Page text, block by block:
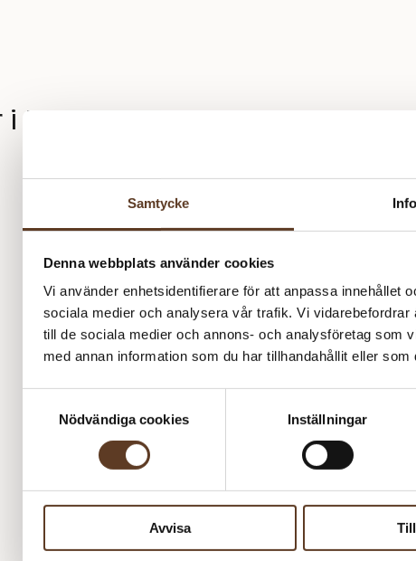
Samtycke
Denna webbplats använder cookies
Vi använder enhetsidentifierare för att anpassa innehållet
sociala medier och analysera vår trafik. Vi
till de sociala medier och annons- och analysföretag som
med annan information som du har tillhandahållit eller
Nödvändiga cookies
Inställningar
Avvisa
Monroe topp